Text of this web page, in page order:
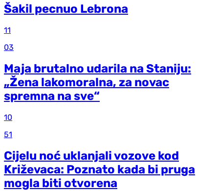
Šakil pecnuo Lebrona
11
03
Maja brutalno udarila na Staniju:
„Žena lakomoralna, za novac
spremna na sve“
10
51
Cijelu noć uklanjali vozove kod
Križevaca: Poznato kada bi pruga
mogla biti otvorena